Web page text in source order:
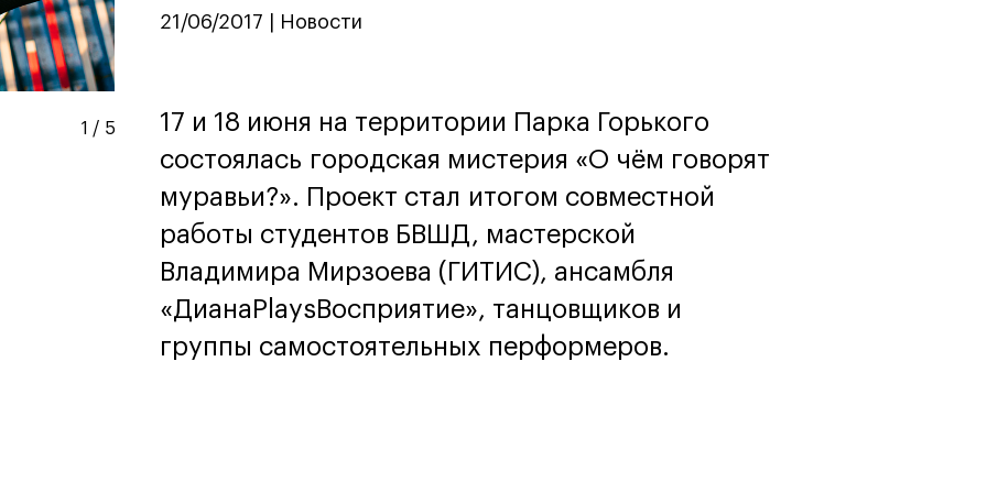
Дизайн и декорирование
творческое развитие
Среднесрочные
ИЗО и Керамика
Ландшафтный дизайн
Фотография
Очно + онлайн
Для школьников
Для школьников
Интенсивы
Среднесрочные
1 / 5
21/06/2017 | Новости
17 и 18 июня на территории Парка Горького
состоялась городская мистерия «О чём говорят
муравьи?». Проект стал итогом совместной
работы студентов БВШД, мастерской
Владимира Мирзоева (ГИТИС), ансамбля
«ДианаPlaysВосприятие», танцовщиков и
группы самостоятельных перформеров.